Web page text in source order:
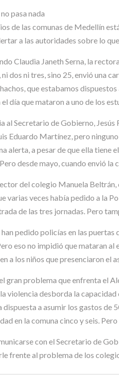
pasa nada
de las comunas de Medellín
a las autoridades sobre lo
Claudia Janeth Serna, la
dos ni tres, sino 25, envió una
que estabamos
día que mataron a uno de los
al Secretario de Gobierno,
Eduardo Martínez, pero
alerta, a pesar de que ella tiene
desde mayo, cuando envió
del colegio Manuela
varias veces había pedido a la
de las tres jornadas. Pero
pedido policías en las
eso no impidió que mataran
a los niños que presenciaron el
gran problema que enfrenta el
violencia desborda la
a asumir los gastos de
en la comuna cinco y seis.
con el Secretario de
frente al problema de los